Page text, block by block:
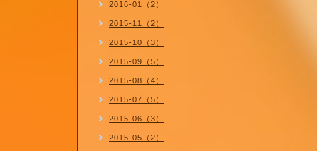
2016-01（2）
2015-11（2）
2015-10（3）
2015-09（5）
2015-08（4）
2015-07（5）
2015-06（3）
2015-05（2）